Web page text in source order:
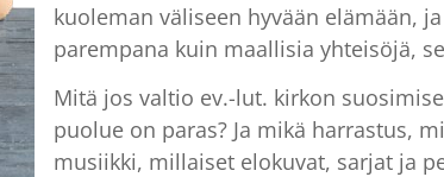
kuoleman väliseen hyvään elämään,
parempana kuin maallisia yhteisöjä,
Mitä jos valtio ev.-lut. kirkon
puolue on paras? Ja mikä harrastus,
musiikki, millaiset elokuvat, sarjat ja